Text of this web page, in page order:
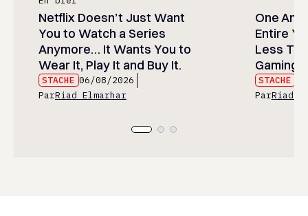
Netflix Doesn’t Just Want
You to Watch a Series
Anymore… It Wants You to
Wear It, Play It and Buy It.
STACHE 06/08/2026
ParRiad Elmarhar
One
Entire
Less
Gaming
STACHE
ParRiad